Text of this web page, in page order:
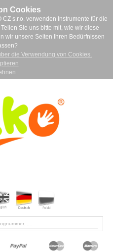
Cookies
s.r.o. verwenden Instrumente für die
Sie uns bitte mit, wie wir diese
wir unsere Seiten Ihren Bedürfnissen
die Verwendung von Cookies.